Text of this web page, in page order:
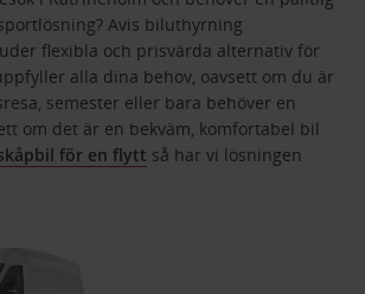
Avis biluthyrning
flexibla och prisvärda alternativ för
alla dina behov, oavsett om du är
semester eller bara behöver en
om det är en bekväm, komfortabel bil
för en flytt så har vi lösningen